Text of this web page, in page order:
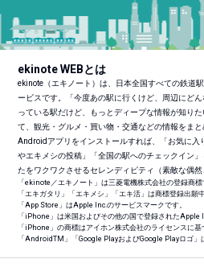
ekinote WEBとは
ekinote（エキノート）は、日本全国すべての鉄道
ービスです。「今度あの駅に行くけど、周辺にど
っている駅だけど、もっとディープな情報が知り
て、観光・グルメ・買い物・交通などの情報をま
Androidアプリをインストールすれば、「お気に入
やエキメシの投稿」「全国の駅へのチェックイン
たをワクワクさせるセレンディピティ（素敵な偶
「ekinote／エキノート」は三菱電機株式会社の登録商標
「エキガタリ」「エキメシ」「エキ活」は商標登録出願
「App Store」はApple Inc.のサービスマークです。
「iPhone」は米国およびその他の国で登録されたApple
「iPhone」の商標はアイホン株式会社のライセンスに基
「AndroidTM 」「Google PlayおよびGoogle Playロゴ」